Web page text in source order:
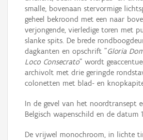
smalle, bovenaan stervormige
geheel bekroond met een naar
verjongende, vierledige toren met
slanke spits. De brede
dagkanten en opschrift "Gloria
Loco Consecrato" wordt
archivolt met drie geringde
colonetten met blad- en
In de gevel van het noordtransept
Belgisch wapenschild en de datum
De vrijwel monochroom, in lichte